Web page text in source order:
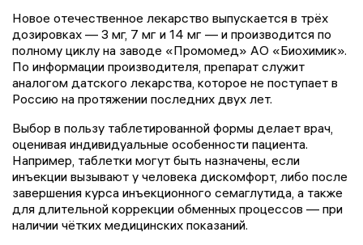
Новое отечественное лекарство выпускается в трёх
дозировках — 3 мг, 7 мг и 14 мг — и производится по
полному циклу на заводе «Промомед» АО «Биохимик».
По информации производителя, препарат служит
аналогом датского лекарства, которое не поступает в
Россию на протяжении последних двух лет.
Выбор в пользу таблетированной формы делает врач,
оценивая индивидуальные особенности пациента.
Например, таблетки могут быть назначены, если
инъекции вызывают у человека дискомфорт, либо после
завершения курса инъекционного семаглутида, а также
для длительной коррекции обменных процессов — при
наличии чётких медицинских показаний.